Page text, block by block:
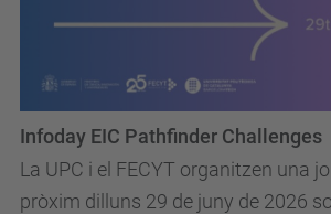
La UPC i el FECYT organitzen una
pròxim dilluns 29 de juny de 2026
Infoday EIC Pathfinder Challenges